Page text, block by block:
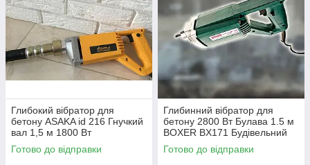
Глибокий вібратор для
бетону ASAKA id 216 Гнучкий
вал 1,5 м 1800 Вт
Готово до відправки
Глибинний вібратор для
бетону 2800 Вт Булава 1.5 м
BOXER BX171 Будівельний
бетонний вібратор
Готово до відправки